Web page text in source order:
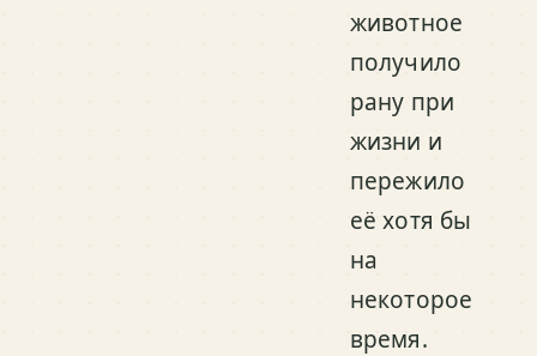
животное
получило
рану при
жизни и
пережило
её хотя бы
на
некоторое
время.